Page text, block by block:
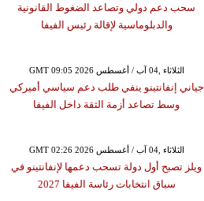
سحب دعم دولي وتصاعد الضغوط القانونية
والدبلوماسية لإقالة رئيس الفيفا
GMT 09:05 2026 الثلاثاء ,04 آب / أغسطس
جياني إنفانتينو ينفي طلب دعم سياسي أميركي
وسط تصاعد أزمة الثقة داخل الفيفا
GMT 02:26 2026 الثلاثاء ,04 آب / أغسطس
ويلز تصبح أول دولة تسحب دعمها لإنفانتينو في
سباق انتخابات رئاسة الفيفا 2027